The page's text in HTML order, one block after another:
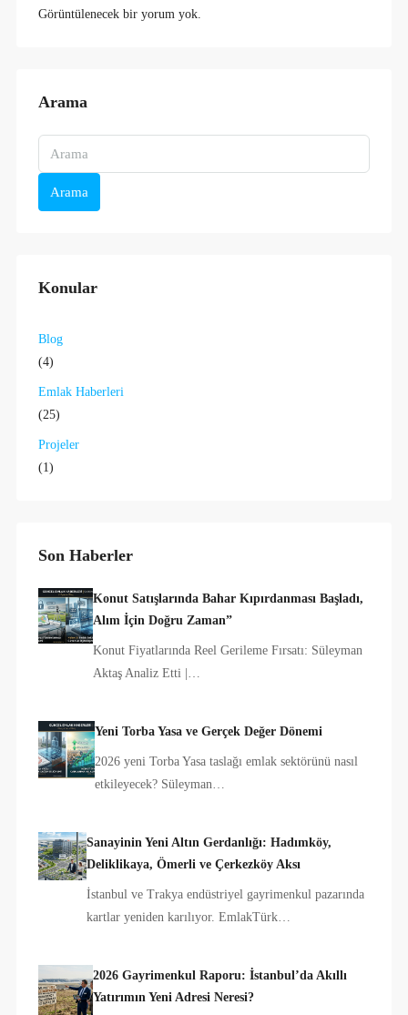
Görüntülenecek bir yorum yok.
Arama
Arama
Konular
Blog
(4)
Emlak Haberleri
(25)
Projeler
(1)
Son Haberler
Konut Satışlarında Bahar Kıpırdanması Başladı,
Alım İçin Doğru Zaman”
Konut Fiyatlarında Reel Gerileme Fırsatı: Süleyman
Aktaş Analiz Etti |…
Yeni Torba Yasa ve Gerçek Değer Dönemi
2026 yeni Torba Yasa taslağı emlak sektörünü nasıl
etkileyecek? Süleyman…
Sanayinin Yeni Altın Gerdanlığı: Hadımköy,
Deliklikaya, Ömerli ve Çerkezköy Aksı
İstanbul ve Trakya endüstriyel gayrimenkul pazarında
kartlar yeniden karılıyor. EmlakTürk…
2026 Gayrimenkul Raporu: İstanbul’da Akıllı
Yatırımın Yeni Adresi Neresi?